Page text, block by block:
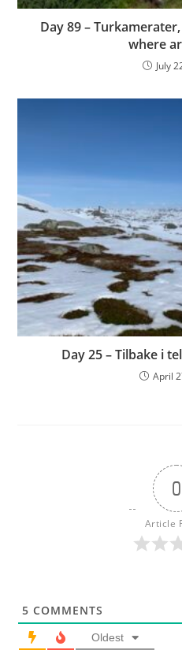
Day 89 –
where
July
Day 25 – Tilbake i
April
0
Article
5 COMMENTS
Oldest